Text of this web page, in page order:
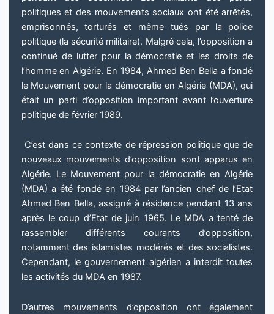
politiques et des mouvements sociaux ont été arrêtés,
emprisonnés, torturés et même tués par la police
politique (la sécurité militaire). Malgré cela, l’opposition a
continué de lutter pour la démocratie et les droits de
l’homme en Algérie. En 1984, Ahmed Ben Bella a fondé
le Mouvement pour la démocratie en Algérie (MDA), qui
était un parti d’opposition important avant l’ouverture
politique de février 1989.
C’est dans ce contexte de répression politique que de
nouveaux mouvements d’opposition sont apparus en
Algérie. Le Mouvement pour la démocratie en Algérie
(MDA) a été fondé en 1984 par l’ancien chef de l’Etat
Ahmed Ben Bella, assigné à résidence pendant 13 ans
après le coup d’Etat de juin 1965. Le MDA a tenté de
rassembler différents courants d’opposition,
notamment des islamistes modérés et des socialistes.
Cependant, le gouvernement algérien a interdit toutes
les activités du MDA en 1987.
D’autres mouvements d’opposition ont également